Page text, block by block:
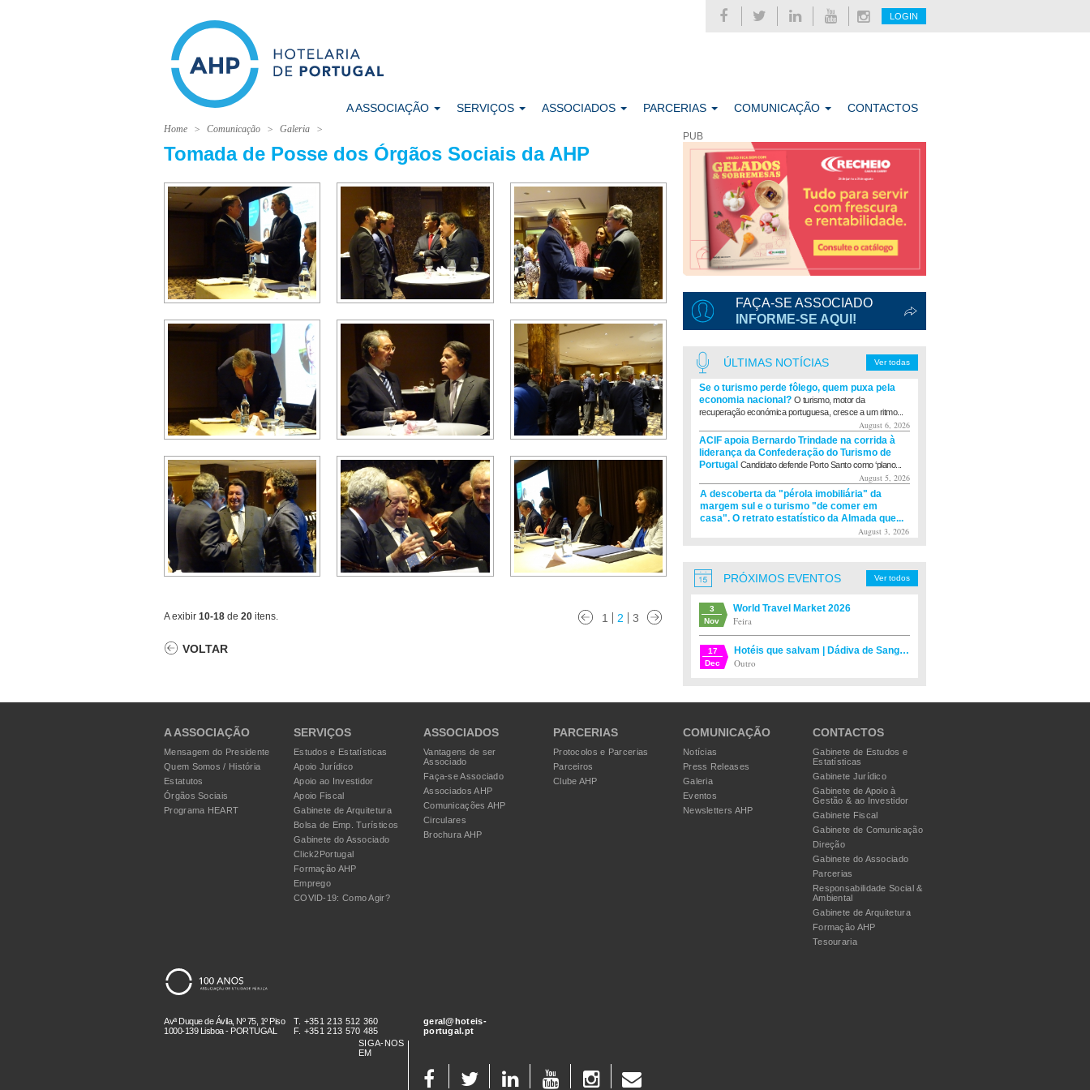
LOGIN
A ASSOCIAÇÃO SERVIÇOS ASSOCIADOS PARCERIAS COMUNICAÇÃO CONTACTOS
Home Comunicação Galeria
Tomada de Posse dos Órgãos Sociais da AHP
A exibir 10-18 de 20 itens. 1 2 3
VOLTAR
PUB
FAÇA-SE ASSOCIADO
INFORME-SE AQUI!
Ver todas
ÚLTIMAS NOTÍCIAS
Se o turismo perde fôlego, quem puxa pela
economia nacional? O turismo, motor da
recuperação económica portuguesa, cresce a um ritmo...
August 6, 2026
ACIF apoia Bernardo Trindade na corrida à
liderança da Confederação do Turismo de
Portugal Candidato defende Porto Santo como ‘plano...
August 5, 2026
A descoberta da "pérola imobiliária" da
margem sul e o turismo "de comer em
casa". O retrato estatístico da Almada que...
August 3, 2026
Ver todos
PRÓXIMOS EVENTOS
3
Nov
World Travel Market 2026
Feira
17
Dec
Hotéis que salvam | Dádiva de Sangue
Outro
A ASSOCIAÇÃO
Mensagem do Presidente
Quem Somos / História
Estatutos
Órgãos Sociais
Programa HEART
SERVIÇOS
Estudos e Estatísticas
Apoio Jurídico
Apoio ao Investidor
Apoio Fiscal
Gabinete de Arquitetura
Bolsa de Emp. Turísticos
Gabinete do Associado
Click2Portugal
Formação AHP
Emprego
COVID-19: Como Agir?
ASSOCIADOS
Vantagens de ser
Associado
Faça-se Associado
Associados AHP
Comunicações AHP
Circulares
Brochura AHP
PARCERIAS
Protocolos e Parcerias
Parceiros
Clube AHP
COMUNICAÇÃO
Notícias
Press Releases
Galeria
Eventos
Newsletters AHP
CONTACTOS
Gabinete de Estudos e
Estatísticas
Gabinete Jurídico
Gabinete de Apoio à
Gestão & ao Investidor
Gabinete Fiscal
Gabinete de Comunicação
Direção
Gabinete do Associado
Parcerias
Responsabilidade Social &
Ambiental
Gabinete de Arquitetura
Formação AHP
Tesouraria
Avª Duque de Ávila, Nº 75, 1º Piso
1000-139 Lisboa - PORTUGAL
T. +351 213 512 360
F. +351 213 570 485
geral@hoteis-
portugal.pt
SIGA-NOS
EM